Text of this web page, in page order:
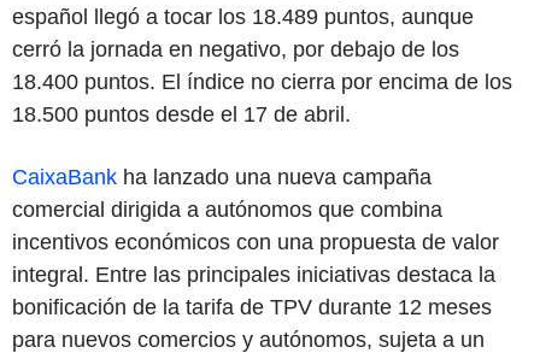
español llegó a tocar los 18.489 puntos, aunque
cerró la jornada en negativo, por debajo de los
18.400 puntos. El índice no cierra por encima de los
18.500 puntos desde el 17 de abril.
CaixaBank ha lanzado una nueva campaña
comercial dirigida a autónomos que combina
incentivos económicos con una propuesta de valor
integral. Entre las principales iniciativas destaca la
bonificación de la tarifa de TPV durante 12 meses
para nuevos comercios y autónomos, sujeta a un